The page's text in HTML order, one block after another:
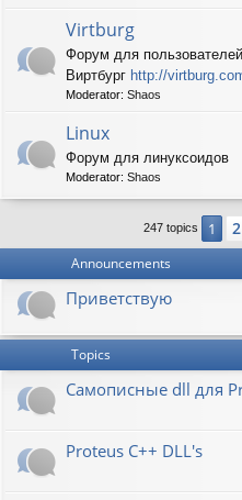
Virtburg
Форум для
Виртбург http://
Moderator: Shaos
Linux
Форум для линуксоидов
Moderator: Shaos
247 topics 1 2
Announcements
Приветствую
Topics
Самописные dll для
Proteus C++ DLL's